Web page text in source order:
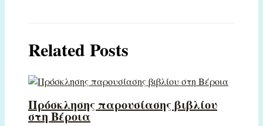
Related Posts
Πρόσκλησης παρουσίασης βιβλίου
στη Βέροια